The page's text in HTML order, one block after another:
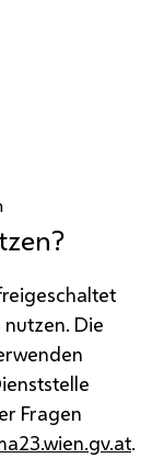
Die
Fragen
.